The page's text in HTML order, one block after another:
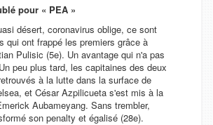
pour « PEA »
désert, coronavirus oblige, ce sont
qui ont frappé les premiers grâce à
Pulisic (5e). Un avantage qui n'a pas
peu plus tard, les capitaines des deux
à la lutte dans la surface de
et César Azpilicueta s'est mis à la
Aubameyang. Sans trembler,
son penalty et égalisé (28e).